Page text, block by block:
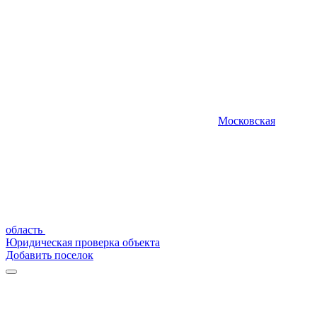
Московская
область
Юридическая проверка объекта
Добавить поселок